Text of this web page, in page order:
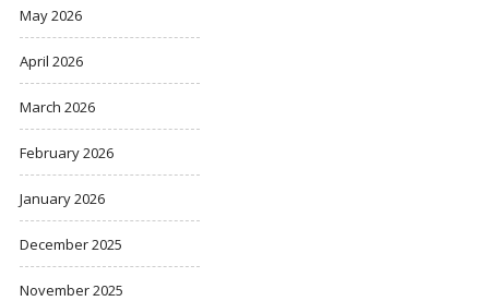
May 2026
April 2026
March 2026
February 2026
January 2026
December 2025
November 2025